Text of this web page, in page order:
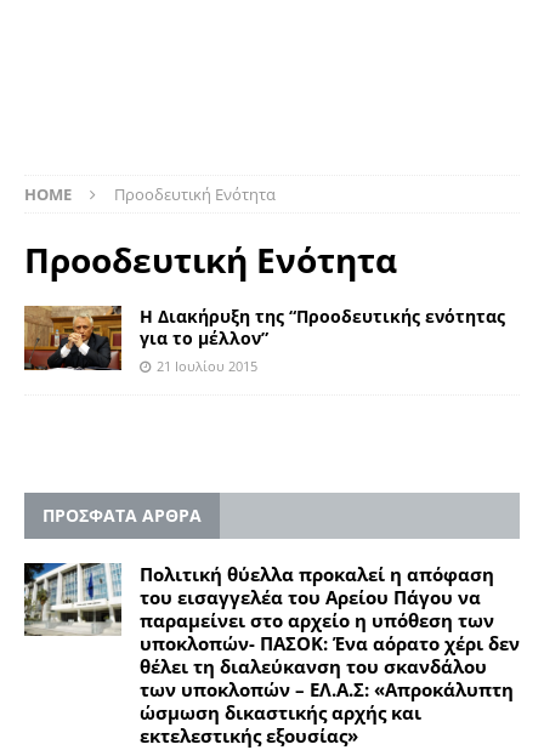
HOME Προοδευτική Ενότητα
Προοδευτική Ενότητα
Η Διακήρυξη της “Προοδευτικής ενότητας
για το μέλλον”
21 Ιουλίου 2015
ΠΡΟΣΦΑΤΑ ΑΡΘΡΑ
Πολιτική θύελλα προκαλεί η απόφαση
του εισαγγελέα του Αρείου Πάγου να
παραμείνει στο αρχείο η υπόθεση των
υποκλοπών- ΠΑΣΟΚ: Ένα αόρατο χέρι δεν
θέλει τη διαλεύκανση του σκανδάλου
των υποκλοπών – ΕΛ.Α.Σ: «Απροκάλυπτη
ώσμωση δικαστικής αρχής και
εκτελεστικής εξουσίας»